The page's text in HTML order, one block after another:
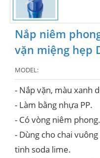
Nắp niêm
vặn miệng hẹp
MODEL:
- Nắp vặn, màu xanh
- Làm bằng nhựa PP.
- Có vòng niêm phong.
- Dùng cho chai
tinh soda lime.